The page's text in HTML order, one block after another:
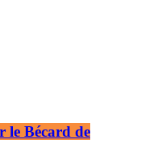
le Bécard de